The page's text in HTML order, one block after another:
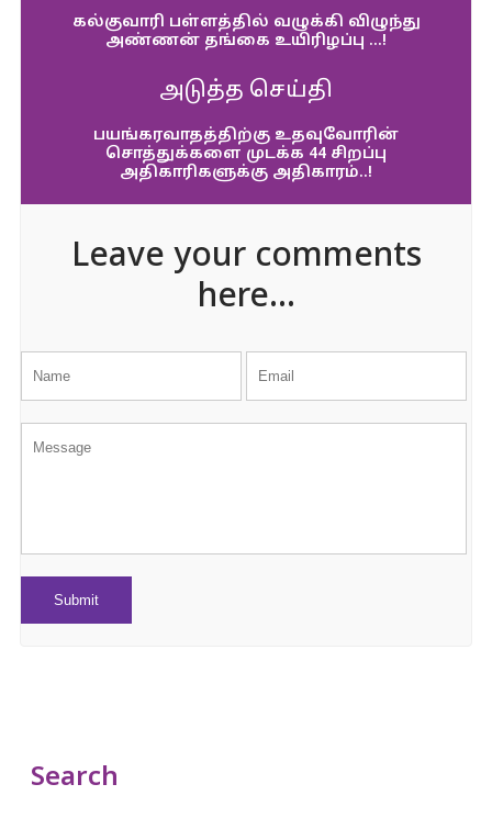
கல்குவாரி பள்ளத்தில் வழுக்கி விழுந்து
அண்ணன் தங்கை உயிரிழப்பு …!
அடுத்த செய்தி
பயங்கரவாதத்திற்கு உதவுவோரின்
சொத்துக்களை முடக்க 44 சிறப்பு
அதிகாரிகளுக்கு அதிகாரம்..!
Leave your comments
here...
Search